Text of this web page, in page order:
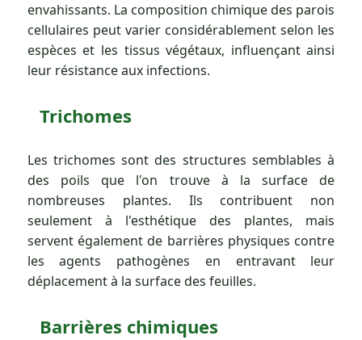
envahissants. La composition chimique des parois
cellulaires peut varier considérablement selon les
espèces et les tissus végétaux, influençant ainsi
leur résistance aux infections.
Trichomes
Les trichomes sont des structures semblables à
des poils que l'on trouve à la surface de
nombreuses plantes. Ils contribuent non
seulement à l'esthétique des plantes, mais
servent également de barrières physiques contre
les agents pathogènes en entravant leur
déplacement à la surface des feuilles.
Barrières chimiques